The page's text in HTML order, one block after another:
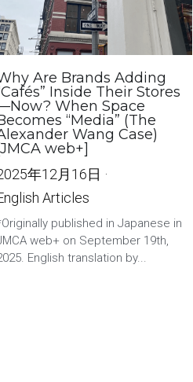
Are Brands Adding
Inside Their Stores
When Space
“Media” (The
Wang Case)
web+]
年12月16日 ·
Articles
published in Japanese in
web+ on September 19th,
English translation by...